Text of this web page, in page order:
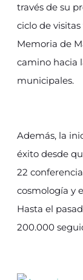
través de su
ciclo de
Memoria de
camino hacia
municipales.
Además, la
éxito desde
22
cosmología y
Hasta el
200.000